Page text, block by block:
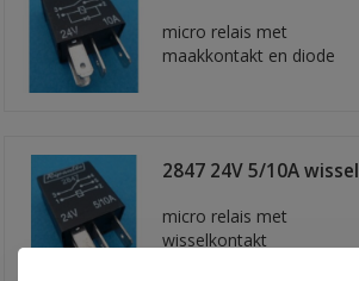
micro relais met
maakkontakt en diode
2847 24V 5/10A wissel
micro relais met
wisselkontakt